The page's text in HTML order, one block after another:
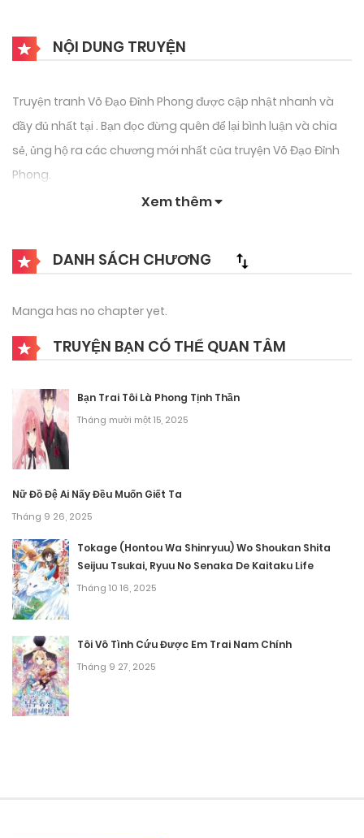
NỘI DUNG TRUYỆN
Truyện tranh Võ Đạo Đỉnh Phong được cập nhật nhanh và
đầy đủ nhất tại . Bạn đọc đừng quên để lại bình luận và chia
sẻ, ủng hộ ra các chương mới nhất của truyện Võ Đạo Đỉnh
Phong.
Xem thêm
DANH SÁCH CHƯƠNG
Manga has no chapter yet.
TRUYỆN BẠN CÓ THỂ QUAN TÂM
Bạn Trai Tôi Là Phong Tịnh Thần
Tháng mười một 15, 2025
Nữ Đồ Đệ Ai Nấy Đều Muốn Giết Ta
Tháng 9 26, 2025
Tokage (Hontou Wa Shinryuu) Wo Shoukan Shita
Seijuu Tsukai, Ryuu No Senaka De Kaitaku Life
Tháng 10 16, 2025
Tôi Vô Tình Cứu Được Em Trai Nam Chính
Tháng 9 27, 2025